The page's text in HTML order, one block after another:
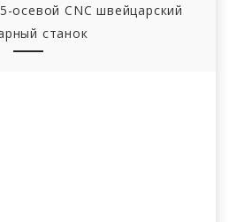
осевой CNC швейцарский
станок